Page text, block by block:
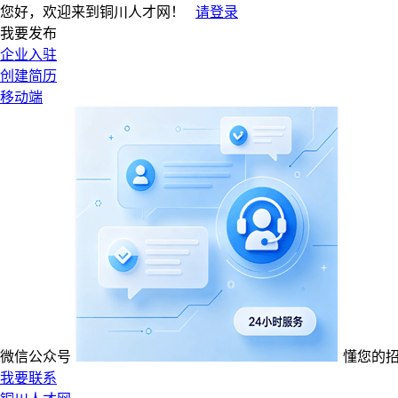
您好，欢迎来到铜川人才网！
请登录
我要发布
企业入驻
创建简历
移动端
微信公众号
懂您的
我要联系